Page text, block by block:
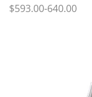
$593.00-640.00